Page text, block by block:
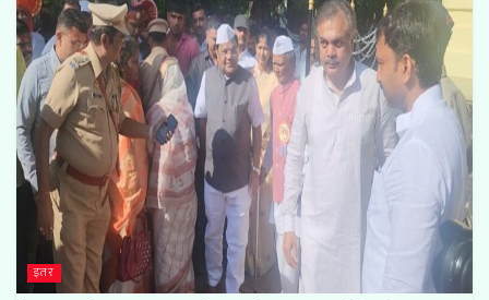
इतर